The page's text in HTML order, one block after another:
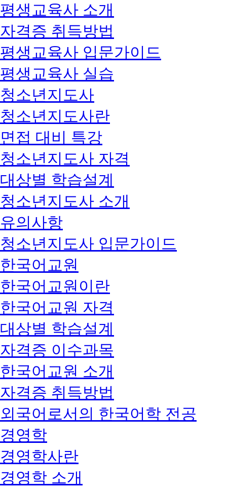
평생교육사 소개
자격증 취득방법
평생교육사 입문가이드
평생교육사 실습
청소년지도사
청소년지도사란
면접 대비 특강
청소년지도사 자격
대상별 학습설계
청소년지도사 소개
유의사항
청소년지도사 입문가이드
한국어교원
한국어교원이란
한국어교원 자격
대상별 학습설계
자격증 이수과목
한국어교원 소개
자격증 취득방법
외국어로서의 한국어학 전공
경영학
경영학사란
경영학 소개